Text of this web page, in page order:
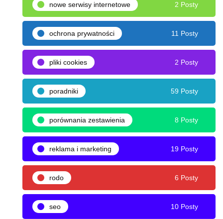
nowe serwisy internetowe 2 Posty
ochrona prywatności 11 Posty
pliki cookies 2 Posty
poradniki 59 Posty
porównania zestawienia 8 Posty
reklama i marketing 19 Posty
rodo 6 Posty
seo 10 Posty